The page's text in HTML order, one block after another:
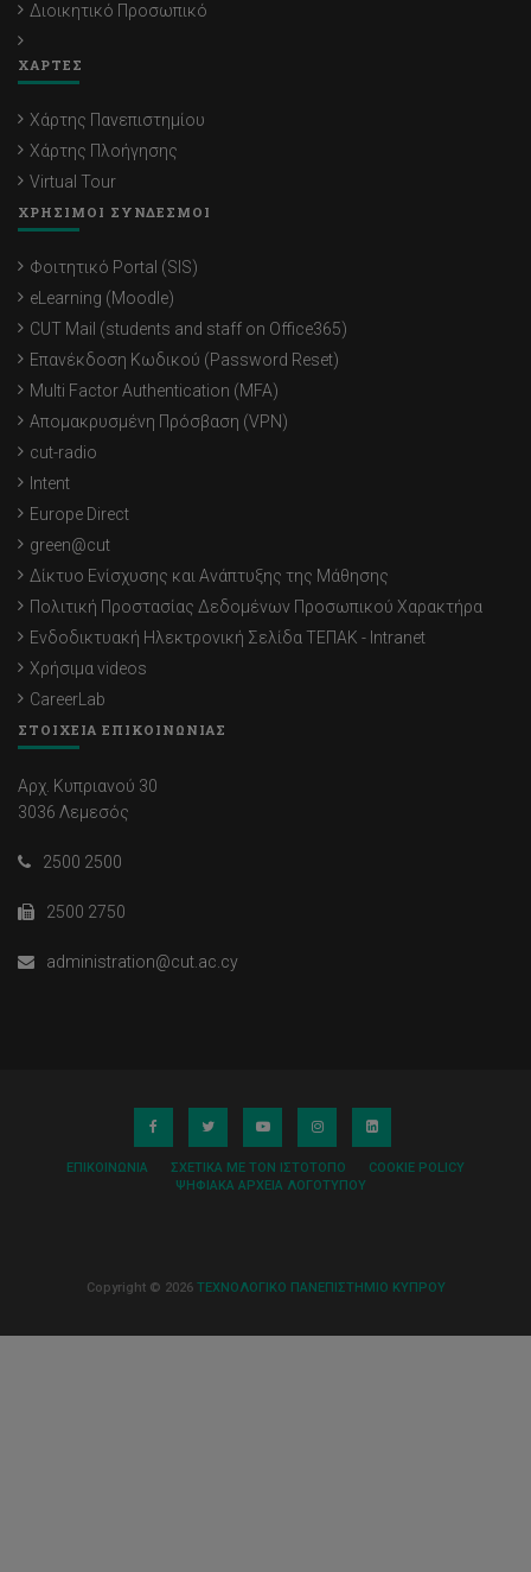
Διοικητικό Προσωπικό
ΧΑΡΤΕΣ
Χάρτης Πανεπιστημίου
Χάρτης Πλοήγησης
Virtual Tour
ΧΡΗΣΙΜΟΙ ΣΥΝΔΕΣΜΟΙ
Φοιτητικό Portal (SIS)
eLearning (Moodle)
CUT Mail (students and staff on Office365)
Επανέκδοση Κωδικού (Password Reset)
Multi Factor Authentication (MFA)
Απομακρυσμένη Πρόσβαση (VPN)
cut-radio
Intent
Europe Direct
green@cut
Δίκτυο Ενίσχυσης και Ανάπτυξης της Μάθησης
Πολιτική Προστασίας Δεδομένων Προσωπικού Χαρακτήρα
Ενδοδικτυακή Ηλεκτρονική Σελίδα ΤΕΠΑΚ - Intranet
Χρήσιμα videos
CareerLab
ΣΤΟΙΧΕΙΑ ΕΠΙΚΟΙΝΩΝΙΑΣ
Αρχ. Κυπριανού 30
3036 Λεμεσός
2500 2500
2500 2750
administration@cut.ac.cy
ΕΠΙΚΟΙΝΩΝΊΑ ΣΧΕΤΙΚΆ ΜΕ ΤΟΝ ΙΣΤΌΤΟΠΟ
COOKIE POLICY
ΨΗΦΙΑΚΆ ΑΡΧΕΊΑ ΛΟΓΌΤΥΠΟΥ
Copyright © 2026 ΤΕΧΝΟΛΟΓΙΚΟ ΠΑΝΕΠΙΣΤΗΜΙΟ ΚΥΠΡΟΥ